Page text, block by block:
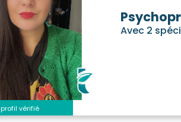
profil vérifié
Avec 2